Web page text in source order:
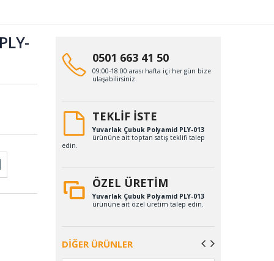
0501 663 41 50
09:00-18:00 arası hafta içi her gün bize
ulaşabilirsiniz.
TEKLİF İSTE
Yuvarlak Çubuk Polyamid PLY-013
ürününe ait toptan satış teklifi talep
edin.
ÖZEL ÜRETİM
Yuvarlak Çubuk Polyamid PLY-013
ürününe ait özel üretim talep edin.
DİĞER ÜRÜNLER